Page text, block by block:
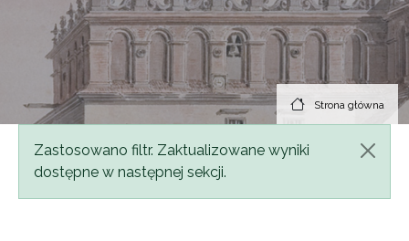
Strona główna
Komunikat
Zastosowano filtr. Zaktualizowane wyniki
dostępne w następnej sekcji.